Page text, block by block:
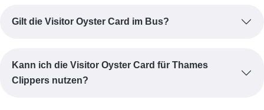
Gilt die Visitor Oyster Card im Bus?
Kann ich die Visitor Oyster Card für Thames
Clippers nutzen?